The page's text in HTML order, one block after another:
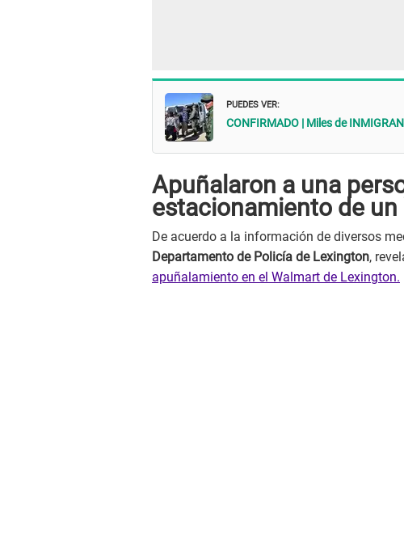
PUEDES VER:
CONFIRMADO | Miles de
Apuñalaron a una
estacionamiento de
De acuerdo a la información de diversos
Departamento de Policía de Lexington,
apuñalamiento en el Walmart de Lexington.